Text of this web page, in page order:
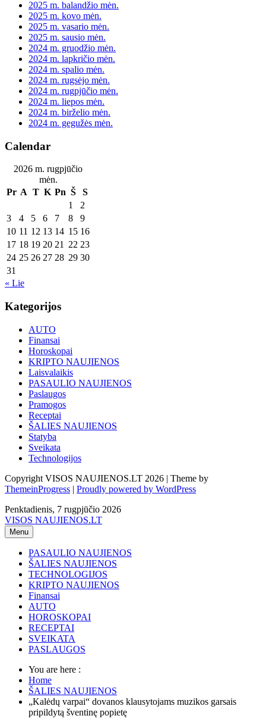
2025 m. balandžio mėn.
2025 m. kovo mėn.
2025 m. vasario mėn.
2025 m. sausio mėn.
2024 m. gruodžio mėn.
2024 m. lapkričio mėn.
2024 m. spalio mėn.
2024 m. rugsėjo mėn.
2024 m. rugpjūčio mėn.
2024 m. liepos mėn.
2024 m. birželio mėn.
2024 m. gegužės mėn.
Calendar
2026 m. rugpjūčio
mėn.
Pr A T K Pn Š
S
1
2
3
4 5 6 7 8
9
10 11 12 13 14 15 16
17 18 19 20 21 22 23
24 25 26 27 28 29 30
31
« Lie
Kategorijos
AUTO
Finansai
Horoskopai
KRIPTO NAUJIENOS
Laisvalaikis
PASAULIO NAUJIENOS
Paslaugos
Pramogos
Receptai
ŠALIES NAUJIENOS
Statyba
Sveikata
Technologijos
Copyright VISOS NAUJIENOS.LT 2026 | Theme by
ThemeinProgress | Proudly powered by WordPress
Penktadienis, 7 rugpjūčio 2026
VISOS NAUJIENOS.LT
Menu
PASAULIO NAUJIENOS
ŠALIES NAUJIENOS
TECHNOLOGIJOS
KRIPTO NAUJIENOS
Finansai
AUTO
HOROSKOPAI
RECEPTAI
SVEIKATA
PASLAUGOS
You are here :
Home
ŠALIES NAUJIENOS
„Kalėdų varpai“ dovanos klausytojams muzikos garsais
pripildytą šventinę popietę